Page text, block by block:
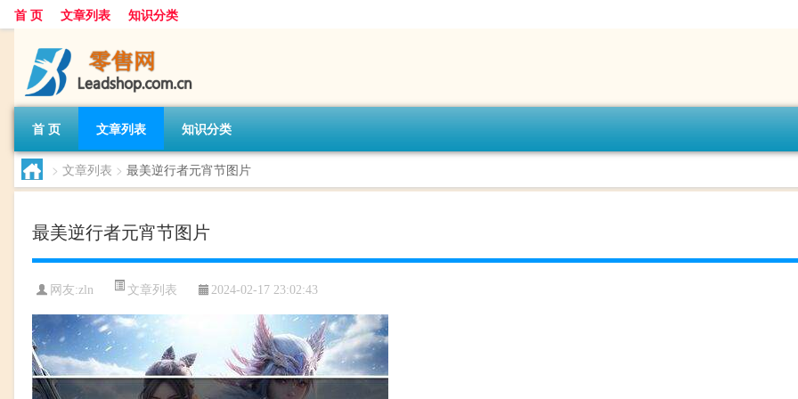
首 页 文章列表 知识分类
首 页 文章列表 知识分类
> 文章列表 > 最美逆行者元宵节图片
最美逆行者元宵节图片
网友:zln 文章列表 2024-02-17 23:02:43